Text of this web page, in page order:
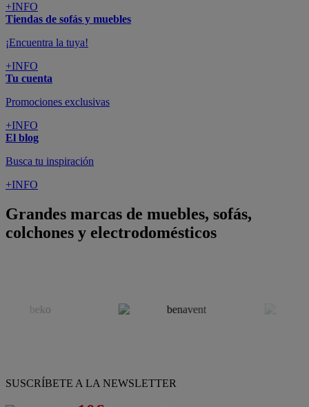
+INFO
Tiendas de sofás y muebles
¡Encuentra la tuya!
+INFO
Tu cuenta
Promociones exclusivas
+INFO
El blog
Busca tu inspiración
+INFO
Grandes marcas de muebles, sofás,
colchones y electrodomésticos
SUSCRÍBETE A LA NEWSLETTER